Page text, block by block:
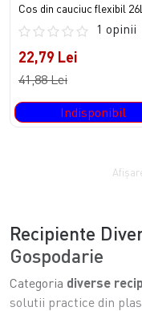
Cos din cauciuc flexibil 26L
1 opinii
22,79 Lei
41,88 Lei
Indisponibil
Recipiente
Gospodarie
Categoria diverse
solutii practice din